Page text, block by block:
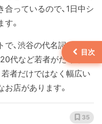
っているので、1日中シ
。
、渋谷の代名詞のよう
代など若者がたくさん
者だけではなく幅広い
店があります。
35